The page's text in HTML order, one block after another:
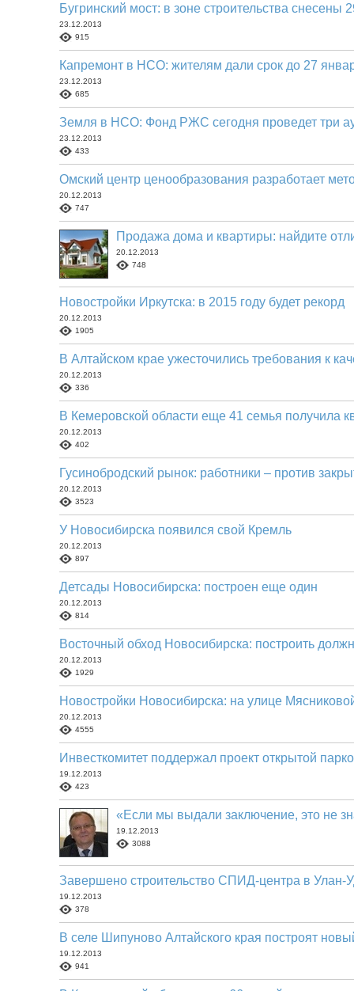
Бугринский мост: в зоне строительства снесены
23.12.2013
915
Капремонт в НСО: жителям дали срок до 27
23.12.2013
685
Земля в НСО: Фонд РЖС сегодня проведет три
23.12.2013
433
Омский центр ценообразования разработает
20.12.2013
747
Продажа дома и квартиры: найдите
20.12.2013
748
Новостройки Иркутска: в 2015 году будет рекорд
20.12.2013
1905
В Алтайском крае ужесточились требования к
20.12.2013
336
В Кемеровской области еще 41 семья получила
20.12.2013
402
Гусинобродский рынок: работники – против
20.12.2013
3523
У Новосибирска появился свой Кремль
20.12.2013
897
Детсады Новосибирска: построен еще один
20.12.2013
814
Восточный обход Новосибирска: построить
20.12.2013
1929
Новостройки Новосибирска: на улице
20.12.2013
4555
Инвесткомитет поддержал проект открытой
19.12.2013
423
«Если мы выдали заключение, это не
19.12.2013
3088
Завершено строительство СПИД-центра в Улан-
19.12.2013
378
В селе Шипуново Алтайского края построят
19.12.2013
941